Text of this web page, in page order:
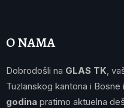
O NAMA
Dobrodošli na GLAS TK ,
Tuzlanskog kantona i
godina pratimo aktuelna